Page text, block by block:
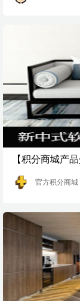
【积分商城产
官方积分商城